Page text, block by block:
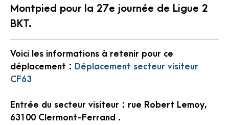
Montpied pour la 27e journée de Ligue 2
BKT.
Voici les informations à retenir pour ce
déplacement : Déplacement secteur visiteur
CF63
Entrée du secteur visiteur : rue Robert Lemoy,
63100 Clermont-Ferrand .